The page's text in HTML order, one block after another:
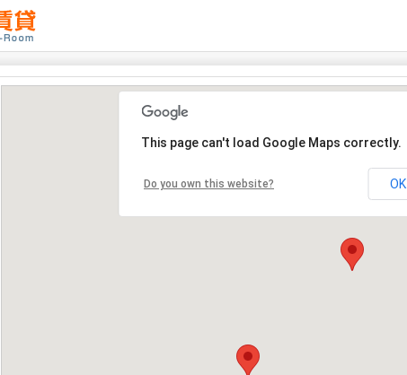
This page can't load Google Maps correctly.
Do you own this website? OK